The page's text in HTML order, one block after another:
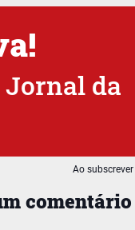
comentário
da
Ao